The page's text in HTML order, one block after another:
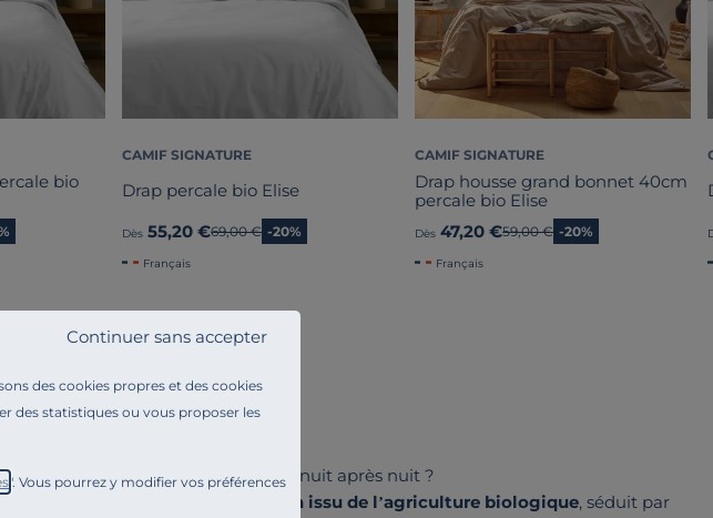
des cookies propres et des cookies
des statistiques ou vous proposer les
". Vous pourrez y modifier vos préférences
Continuer sans accepter
bio
CAMIF SIGNATURE
Drap percale bio Elise
Dès 55,20 €Ancien prix
69,00 € -20%
Français
CAMIF SIGNATURE
Drap housse grand bonnet 40cm
percale bio Elise
Dès 47,20 €Ancien prix
59,00 € -20%
Français
de douceur et d’élégance, nuit après nuit ?
en 100 % percale de coton issu de l’agriculture biologique, séduit par